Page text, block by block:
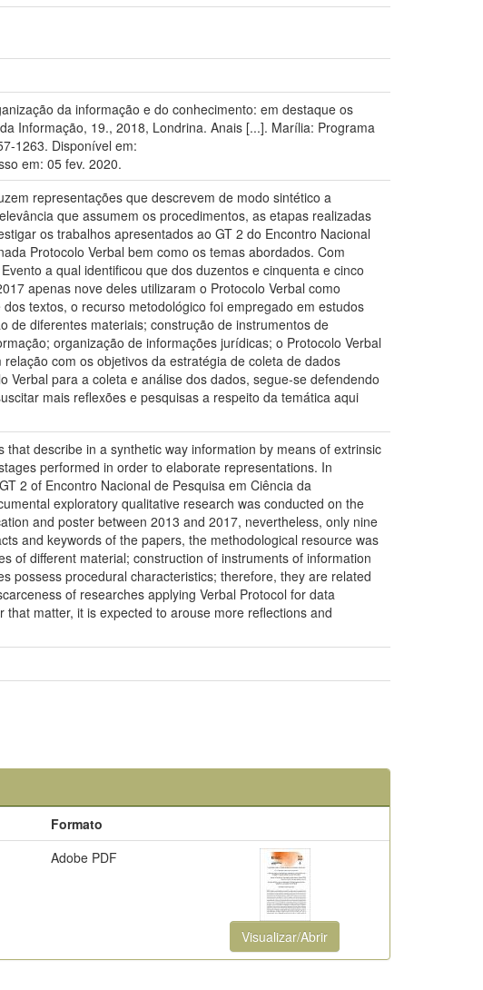
da informação e do conhecimento: em destaque os
Informação, 19., 2018, Londrina. Anais [...]. Marília: Programa
1263. Disponível em:
em: 05 fev. 2020.
representações que descrevem de modo sintético a
que assumem os procedimentos, as etapas realizadas
os trabalhos apresentados ao GT 2 do Encontro Nacional
Protocolo Verbal bem como os temas abordados. Com
a qual identificou que dos duzentos e cinquenta e cinco
apenas nove deles utilizaram o Protocolo Verbal como
textos, o recurso metodológico foi empregado em estudos
de diferentes materiais; construção de instrumentos de
organização de informações jurídicas; o Protocolo Verbal
com os objetivos da estratégia de coleta de dados
para a coleta e análise dos dados, segue-se defendendo
mais reflexões e pesquisas a respeito da temática aqui
describe in a synthetic way information by means of extrinsic
performed in order to elaborate representations. In
2 of Encontro Nacional de Pesquisa em Ciência da
exploratory qualitative research was conducted on the
and poster between 2013 and 2017, nevertheless, only nine
and keywords of the papers, the methodological resource was
of different material; construction of instruments of information
possess procedural characteristics; therefore, they are related
of researches applying Verbal Protocol for data
matter, it is expected to arouse more reflections and
Formato
Adobe PDF
Visualizar/Abrir